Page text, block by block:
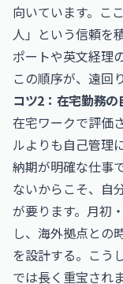
向いています。こ
人」という信頼を
ポートや英文経理
この順序が、遠回
コツ2：在宅勤務
在宅ワークで評価
ルよりも自己管理
納期が明確な仕事
ないからこそ、自
が要ります。月初
し、海外拠点との
を設計する。こう
では長く重宝されま